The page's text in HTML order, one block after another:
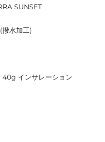
SUNSET
水加工)
インサレーション